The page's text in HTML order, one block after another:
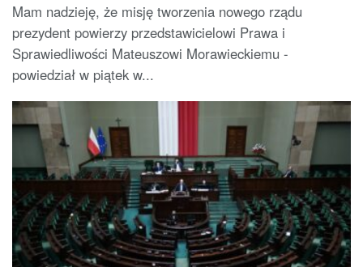
Mam nadzieję, że misję tworzenia nowego rządu
prezydent powierzy przedstawicielowi Prawa i
Sprawiedliwości Mateuszowi Morawieckiemu -
powiedział w piątek w...